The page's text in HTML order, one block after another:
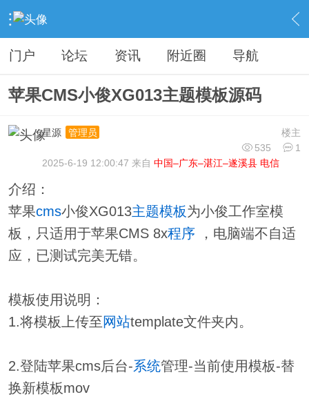
› 分类信息 › 源码模板 › 内容
门户 论坛 资讯 附近圈 导航
苹果CMS小俊XG013主题模板源码
楼主
星源
管理员
535
1
2025-6-19 12:00:47 来自 中国–广东–湛江–遂溪县 电信
介绍：
苹果cms小俊XG013主题模板为小俊工作室模
板，只适用于苹果CMS 8x程序，电脑端不自适
应，已测试完美无错。
模板使用说明：
1.将模板上传至网站template文件夹内。
2.登陆苹果cms后台-系统管理-当前使用模板-替
换新模板mov